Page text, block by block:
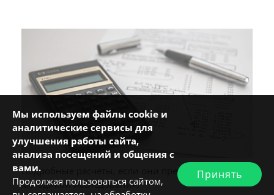
Подробные расчеты, если они предусмотрены
методикой исследования.
Мы используем файлы cookie и
аналитические сервисы для
улучшения работы сайта,
анализа посещений и общения с
вами.
Продолжая пользоваться сайтом,
Принять